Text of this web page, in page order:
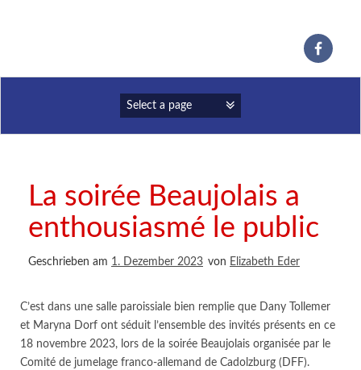
La soirée Beaujolais a
enthousiasmé le public
Geschrieben am 1. Dezember 2023 von Elizabeth Eder
C’est dans une salle paroissiale bien remplie que Dany Tollemer
et Maryna Dorf ont séduit l’ensemble des invités présents en ce
18 novembre 2023, lors de la soirée Beaujolais organisée par le
Comité de jumelage franco-allemand de Cadolzburg (DFF).